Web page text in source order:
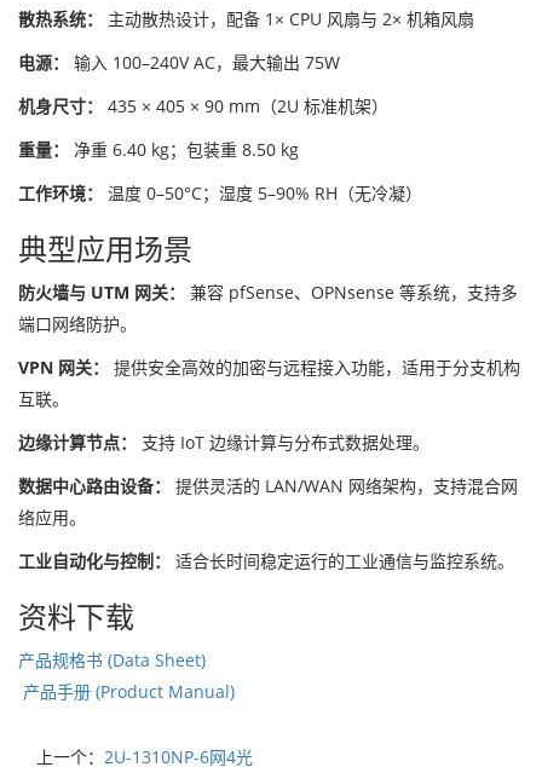
散热系统：
主动散热设计，配备 1× CPU 风扇与 2× 机箱风扇
电源：
输入 100–240V AC，最大输出 75W
机身尺寸：
435 × 405 × 90 mm（2U 标准机架）
重量：
净重 6.40 kg；包装重 8.50 kg
工作环境：
温度 0–50°C；湿度 5–90% RH（无冷凝）
典型应用场景
防火墙与 UTM 网关：
兼容 pfSense、OPNsense 等系统，支持多
端口网络防护。
VPN 网关：
提供安全高效的加密与远程接入功能，适用于分支机构
互联。
边缘计算节点：
支持 IoT 边缘计算与分布式数据处理。
数据中心路由设备：
提供灵活的 LAN/WAN 网络架构，支持混合网
络应用。
工业自动化与控制：
适合长时间稳定运行的工业通信与监控系统。
资料下载
产品规格书 (Data Sheet)
产品手册 (Product Manual)
上一个： 2U-1310NP-6网4光